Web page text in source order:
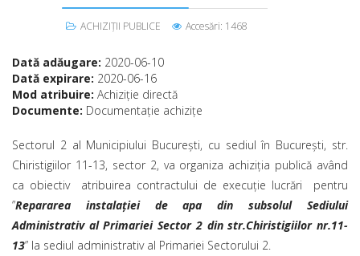
ACHIZIȚII PUBLICE Accesări: 1468
Dată adăugare: 2020-06-10
Dată expirare: 2020-06-16
Mod atribuire: Achiziție directă
Documente: Documentație achizițe
Sectorul 2 al Municipiului Bucureşti, cu sediul în Bucureşti, str.
Chiristigiilor 11-13, sector 2, va organiza achiziţia publică având
ca obiectiv atribuirea contractului de execuție lucrări
pentru
”Repararea instalației de apa din subsolul Sediului
Administrativ al Primariei Sector 2 din str.Chiristigiilor nr.11-
13” la sediul administrativ al Primariei Sectorului 2.